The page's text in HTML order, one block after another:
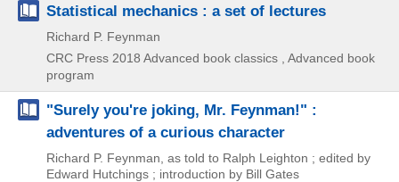
Statistical mechanics : a set of lectures
Richard P. Feynman
CRC Press 2018 Advanced book classics , Advanced book
program
"Surely you're joking, Mr. Feynman!" :
adventures of a curious character
Richard P. Feynman, as told to Ralph Leighton ; edited by
Edward Hutchings ; introduction by Bill Gates